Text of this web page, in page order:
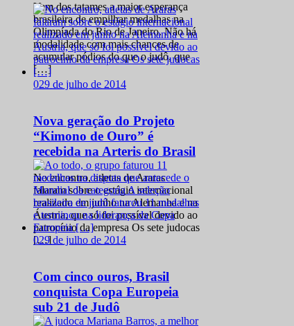
Vem dos tatames a maior esperança
brasileira de empilhar medalhas na
Olimpíada do Rio de Janeiro. Não há
modalidade com mais chances de
acumular pódios do que o judô, que
[…]
029 de julho de 2014
Nova geração do Projeto
“Kimono de Ouro” é
recebida na Arteris do Brasil
No encontro, atletas de Araras
falaram sobre o estágio internacional
realizado em junho na Alemanha e na
Áustria, que só foi possível devido ao
patrocínio da empresa Os sete judocas
[…]
029 de julho de 2014
Com cinco ouros, Brasil
conquista Copa Europeia
sub 21 de Judô